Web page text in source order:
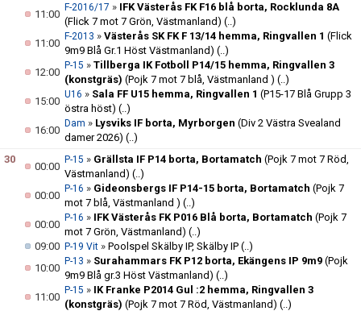
11:00
F-2016/17 » IFK Västerås FK F16 blå borta, Rocklunda 8A
(Flick 7 mot 7 Grön, Västmanland) (..)
11:00
F-2013 » Västerås SK FK F 13/14 hemma, Ringvallen 1 (Flick
9m9 Blå Gr.1 Höst Västmanland) (..)
12:00
P-15 » Tillberga IK Fotboll P14/15 hemma, Ringvallen 3
(konstgräs) (Pojk 7 mot 7 blå, Västmanland ) (..)
15:00
U16 » Sala FF U15 hemma, Ringvallen 1 (P15-17 Blå Grupp 3
östra höst) (..)
16:00
Dam » Lysviks IF borta, Myrborgen (Div 2 Västra Svealand
damer 2026) (..)
30
00:00
P-15 » Grällsta IF P14 borta, Bortamatch (Pojk 7 mot 7 Röd,
Västmanland) (..)
00:00
P-16 » Gideonsbergs IF P14-15 borta, Bortamatch (Pojk 7
mot 7 blå, Västmanland ) (..)
00:00
P-16 » IFK Västerås FK P016 Blå borta, Bortamatch (Pojk 7
mot 7 Grön, Västmanland) (..)
09:00 P-19 Vit » Poolspel Skälby IP, Skälby IP (..)
10:00
P-13 » Surahammars FK P12 borta, Ekängens IP 9m9 (Pojk
9m9 Blå gr.3 Höst Västmanland) (..)
11:00
P-15 » IK Franke P2014 Gul :2 hemma, Ringvallen 3
(konstgräs) (Pojk 7 mot 7 Röd, Västmanland) (..)